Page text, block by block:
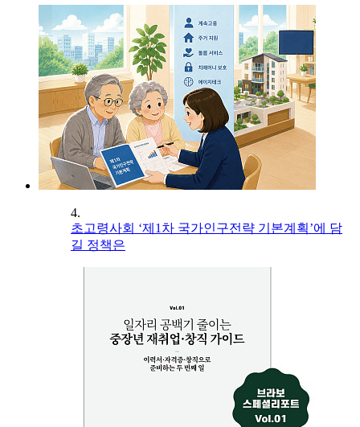
4.
초고령사회 ‘제1차 국가인구전략 기본계획’에 담
길 정책은